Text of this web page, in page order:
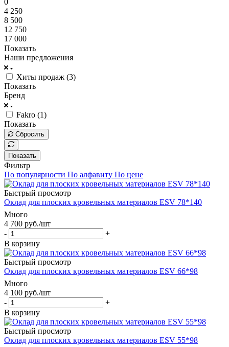
4 250
8 500
12 750
17 000
Показать
Наши предложения
Хиты продаж (3)
Показать
Бренд
Fakro (1)
Показать
Сбросить
Показать
Фильтр
По популярности По алфавиту По цене
Быстрый просмотр
Оклад для плоских кровельных материалов ESV 78*140
Много
4 700 руб./шт
-
+
В корзину
Быстрый просмотр
Оклад для плоских кровельных материалов ESV 66*98
Много
4 100 руб./шт
-
+
В корзину
Быстрый просмотр
Оклад для плоских кровельных материалов ESV 55*98